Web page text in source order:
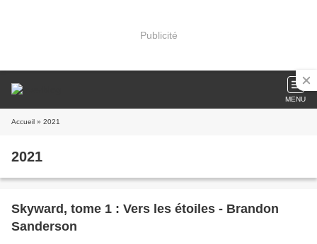
Publicité
MENU
Accueil » 2021
2021
Skyward, tome 1 : Vers les étoiles - Brandon
Sanderson